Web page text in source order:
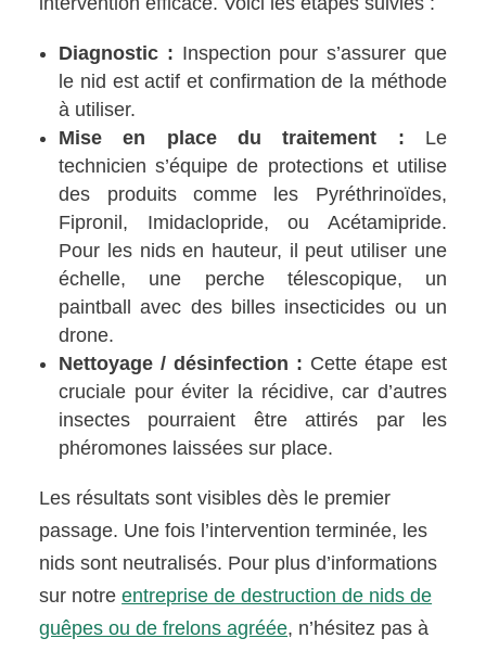
Diagnostic : Inspection pour s’assurer que
le nid est actif et confirmation de la méthode
à utiliser.
Mise en place du traitement : Le
technicien s’équipe de protections et utilise
des produits comme les Pyréthrinoïdes,
Fipronil, Imidaclopride, ou Acétamipride.
Pour les nids en hauteur, il peut utiliser une
échelle, une perche télescopique, un
paintball avec des billes insecticides ou un
drone.
Nettoyage / désinfection : Cette étape est
cruciale pour éviter la récidive, car d’autres
insectes pourraient être attirés par les
phéromones laissées sur place.
Les résultats sont visibles dès le premier
passage. Une fois l’intervention terminée, les
nids sont neutralisés. Pour plus d’informations
sur notreentreprise de destruction de nids de
guêpes ou de frelons agréée, n’hésitez pas à